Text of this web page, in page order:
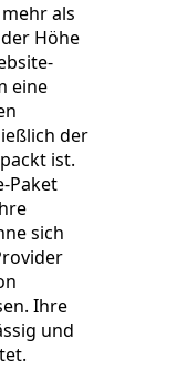
als
Höhe
eine
der
ist.
Paket
sich
Ihre
und